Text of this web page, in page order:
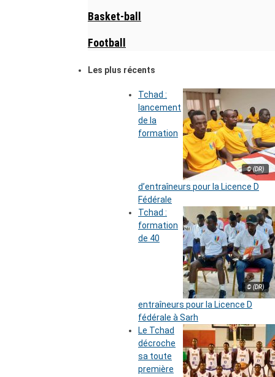
Basket-ball
Football
Les plus récents
© (DR)
Tchad :
lancement
de la
formation
d’entraîneurs pour la Licence D
Fédérale
© (DR)
Tchad :
formation
de 40
entraîneurs pour la Licence D
fédérale à Sarh
Le Tchad
décroche
sa toute
première